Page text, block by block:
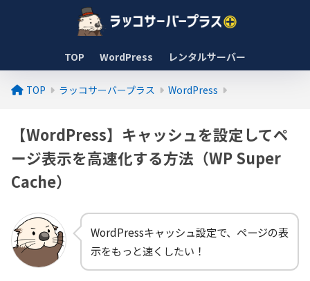
TOP WordPress レンタルサーバー
TOP ラッコサーバープラス WordPress
【WordPress】キャッシュを設定してペ
ージ表示を高速化する方法（WP Super
Cache）
WordPressキャッシュ設定で、ページの表
示をもっと速くしたい！